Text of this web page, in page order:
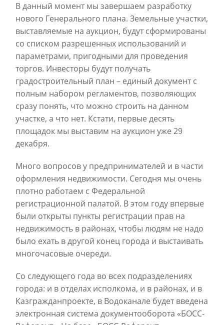
В данный момент мы завершаем разработку
нового Генерального плана. Земельные участки,
выставляемые на аукцион, будут сформированы
со списком разрешенных использований и
параметрами, пригодными для проведения
торгов. Инвесторы будут получать
градостроительный план – единый документ с
полным набором регламентов, позволяющих
сразу понять, что можно строить на данном
участке, а что нет. Кстати, первые десять
площадок мы выставим на аукцион уже 29
декабря.
Много вопросов у предпринимателей и в части
оформления недвижимости. Сегодня мы очень
плотно работаем с Федеральной
регистрационной палатой. В этом году впервые
были открыты пункты регистрации прав на
недвижимость в районах, чтобы людям не надо
было ехать в другой конец города и выстаивать
многочасовые очереди.
Со следующего года во всех подразделениях
города: и в отделах исполкома, и в районах, и в
Казгражданпроекте, в Водоканале будет введена
электронная система документооборота «БОСС-